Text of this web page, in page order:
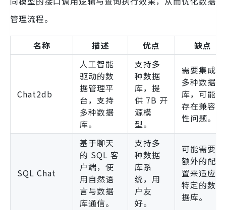
管理流程。
名称 描述 优点 缺点
Chat2db
人工智能
驱动的数
据管理平
台，支持
多种数据
库。
支持多
种数据
库，提
供 7B 开
源模
型。
需要集成
多种数据
库，可能
存在兼容
性问题。
SQL Chat
基于聊天
的 SQL 客
户端，使
用自然语
言与数据
库通信。
支持多
种数据
库系
统，用
户友
好。
可能需要
额外的配
置来适应
特定的数
据库。